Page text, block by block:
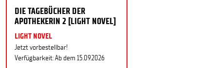
DIE TAGEBÜCHER DER
APOTHEKERIN 2 [LIGHT NOVEL]
LIGHT NOVEL
Jetzt vorbestellbar!
Verfügbarkeit: Ab dem 15.09.2026